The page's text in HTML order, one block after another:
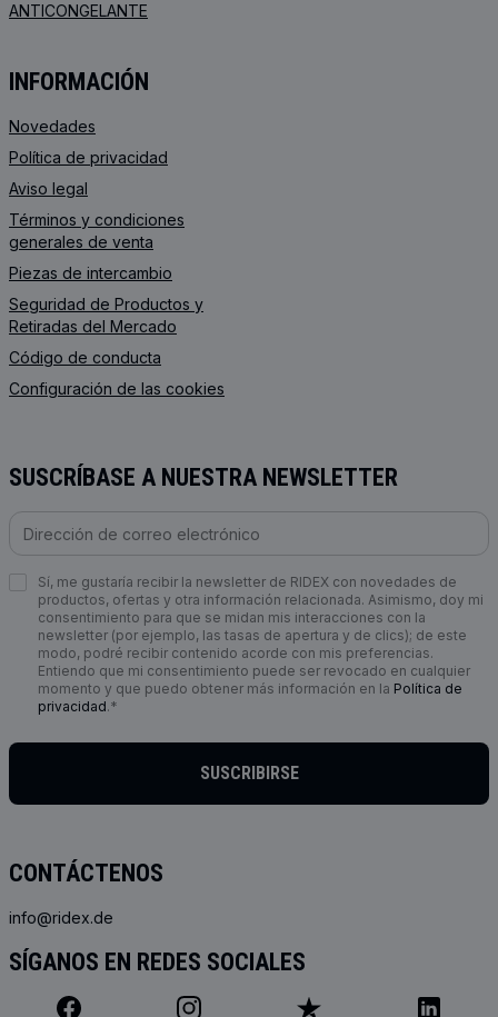
ANTICONGELANTE
INFORMACIÓN
Novedades
Política de privacidad
Aviso legal
Términos y condiciones
generales de venta
Piezas de intercambio
Seguridad de Productos y
Retiradas del Mercado
Código de conducta
Configuración de las cookies
CONTÁCTENOS
info@ridex.de
SÍGANOS EN REDES SOCIALES
SUSCRÍBASE A NUESTRA NEWSLETTER
Sí, me gustaría recibir la newsletter de RIDEX con novedades de
productos, ofertas y otra información relacionada. Asimismo, doy mi
consentimiento para que se midan mis interacciones con la
newsletter (por ejemplo, las tasas de apertura y de clics); de este
modo, podré recibir contenido acorde con mis preferencias.
Entiendo que mi consentimiento puede ser revocado en cualquier
momento y que puedo obtener más información en la Política de
privacidad.*
SUSCRIBIRSE